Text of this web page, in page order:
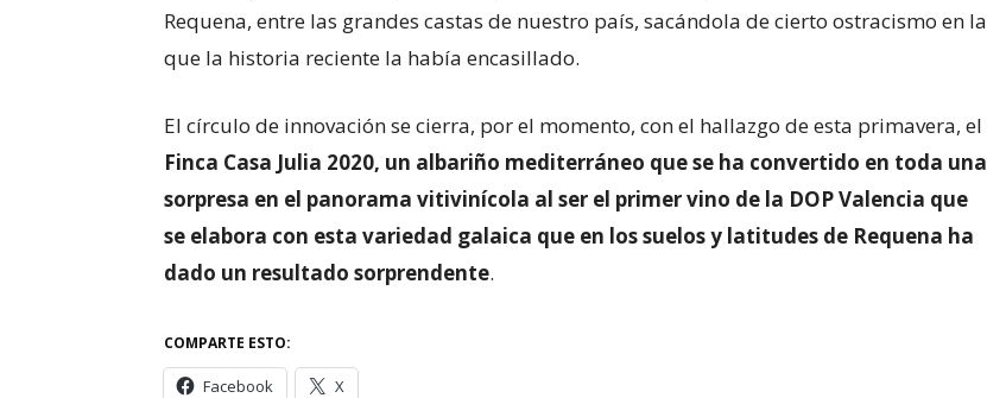
Requena, entre las grandes castas de nuestro país, sacándola de cierto ostracismo en la
que la historia reciente la había encasillado.
El círculo de innovación se cierra, por el momento, con el hallazgo de esta primavera, el
Finca Casa Julia 2020, un albariño mediterráneo que se ha convertido en toda una
sorpresa en el panorama vitivinícola al ser el primer vino de la DOP Valencia que
se elabora con esta variedad galaica que en los suelos y latitudes de Requena ha
dado un resultado sorprendente.
COMPARTE ESTO:
Facebook X